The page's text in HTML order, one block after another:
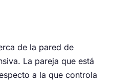
de la pared de
La pareja que está
a la que controla